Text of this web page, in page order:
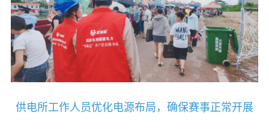
供电所工作人员优化电源布局，确保赛事正常开展